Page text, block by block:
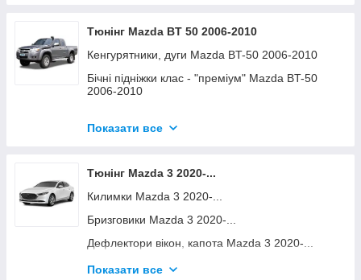
Тюнінг Mazda BT 50 2006-2010
Кенгурятники, дуги Mazda BT-50 2006-2010
Бічні підніжки клас - "преміум" Mazda BT-50
2006-2010
2010
Хром накладки Mazda BT-50 2006-2010
Поперечини та аксесуари Mazda BT-50 2006-
Показати все
Тюнінг Mazda 3 2020-...
Килимки Mazda 3 2020-...
Бризговики Mazda 3 2020-...
Дефлектори вікон, капота Mazda 3 2020-...
Хром накладки Mazda 3 2020-...
Показати все